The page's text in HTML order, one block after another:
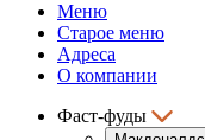
Меню
Старое меню
Адреса
О компании
Фаст-фуды